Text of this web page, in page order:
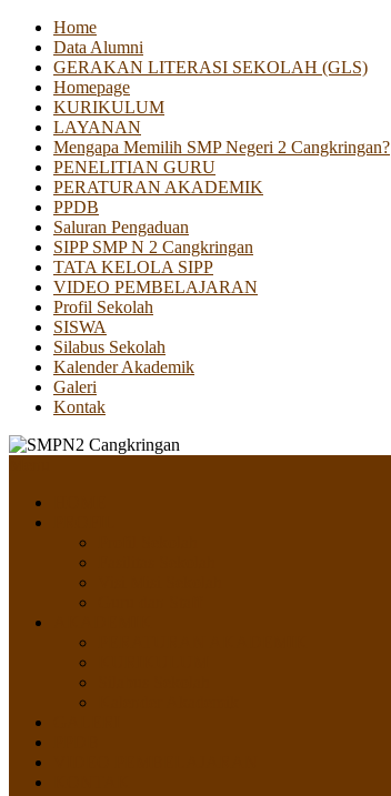
Home
Data Alumni
GERAKAN LITERASI SEKOLAH (GLS)
Homepage
KURIKULUM
LAYANAN
Mengapa Memilih SMP Negeri 2 Cangkringan?
PENELITIAN GURU
PERATURAN AKADEMIK
PPDB
Saluran Pengaduan
SIPP SMP N 2 Cangkringan
TATA KELOLA SIPP
VIDEO PEMBELAJARAN
Profil Sekolah
SISWA
Silabus Sekolah
Kalender Akademik
Galeri
Kontak